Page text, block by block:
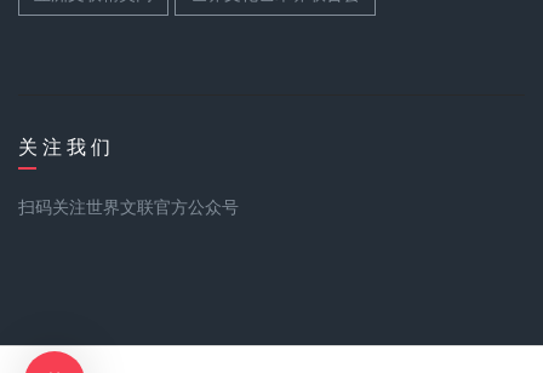
关 注 我 们
扫码关注世界文联官方公众号